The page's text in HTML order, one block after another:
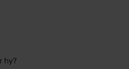
8 månader
hy?